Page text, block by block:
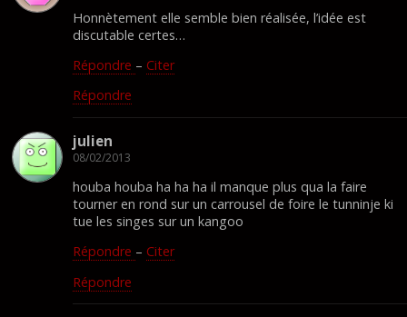
Honnètement elle semble bien réalisée, l’idée est
discutable certes…
Répondre – Citer
Répondre
julien
08/02/2013
houba houba ha ha ha il manque plus qua la faire
tourner en rond sur un carrousel de foire le tunninje ki
tue les singes sur un kangoo
Répondre – Citer
Répondre